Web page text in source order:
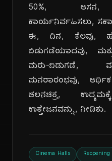
50%, ಆಸನ,
ಕಾರ್ಯನಿರ್ವಹಿಸಲು,
ಈ, ದಿನ, ಕೆಲವು,
ಬಿಡುಗಡೆಯಾದವು,
ಮರು-ಬಿಡುಗಡೆ,
ಪುನರಾರಂಭವು,
ಚಲನಚಿತ್ರ,
ಉತ್ತೇಜನವನ್ನು, ನೀಡಿತು.
Cinema Halls Reopening